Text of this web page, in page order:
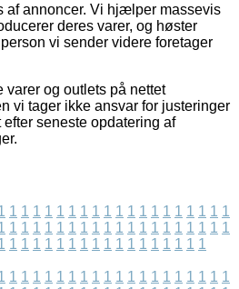
af annoncer. Vi hjælper massevis
deres varer, og høster
vi sender videre foretager
varer og outlets på nettet
vi tager ikke ansvar for justeringer
seneste opdatering af
1 1 1 1 1 1 1 1 1 1 1 1 1 1 1 1 1 1 1
1 1 1 1 1 1 1 1 1 1 1 1 1 1 1 1 1 1 1
1 1 1 1 1 1 1 1 1 1 1 1 1 1 1 1 1
1 1 1 1 1 1 1 1 1 1 1 1 1 1 1 1 1 1 1